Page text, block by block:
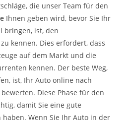
die unser Team für den
Ihnen geben wird, bevor Sie Ihr
bringen, ist, den
kennen. Dies erfordert, dass
auf dem Markt und die
kennen. Der beste Weg,
ist, Ihr Auto online nach
Diese Phase für den
damit Sie eine gute
Wenn Sie Ihr Auto in der